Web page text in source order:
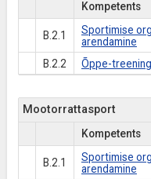
Kompetents
B.2.1
Sportimise
arendamine
B.2.2 Õppe-
Mootorrattasport
Kompetents
B.2.1
Sportimise
arendamine